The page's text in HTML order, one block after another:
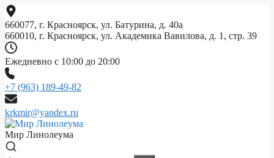
Перейти
к
содержимому
660077, г. Красноярск, ул. Батурина, д. 40а
660010, г. Красноярск, ул. Академика Вавилова, д. 1, стр. 39
Ежедневно с 10:00 до 20:00
+7 (963) 189-49-82
krkmir@yandex.ru
Мир Линолеума